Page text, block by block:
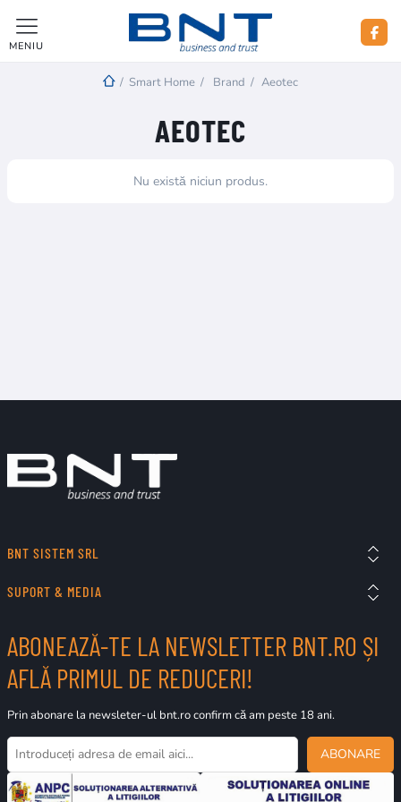
MENIU
/ Smart Home / Brand / Aeotec
AEOTEC
Nu există niciun produs.
BNT SISTEM SRL
SUPORT & MEDIA
ABONEAZĂ-TE LA NEWSLETTER BNT.RO ȘI
AFLĂ PRIMUL DE REDUCERI!
Prin abonare la newsleter-ul bnt.ro confirm că am peste 18 ani.
ABONARE